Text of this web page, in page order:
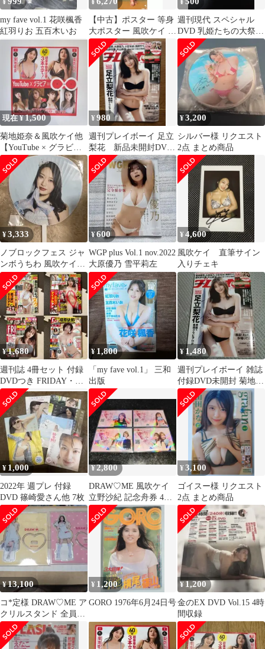
¥
my fave vol.1 花咲楓香
紅羽りお 五百木いお
¥
【中古】ポスター 等身
大ポスター 風吹ケイ ア
サ芸Secret! Vol.82 応募
者全員サービス
¥
週刊現代 スペシャル
DVD 乳姫たちの大祭典
春 90分
現在 ¥1,500
菊地姫奈＆風吹ケイ他
【YouTube × グラビ
ア】DVD プレイボーイ
付録
¥980
週刊プレイボーイ 足立
梨花 新品未開封DVD
つき
¥3,200
シルバー様 リクエスト
2点 まとめ商品
¥3,333
ノブロックフェス ジャ
ンボうちわ 風吹ケイ
DRAW ME ドローミー
¥600
WGP plus Vol.1 nov.2022
大原優乃 雪平莉左
¥4,600
風吹ケイ 直筆サイン
入りチェキ
¥1,680
週刊誌 4冊セット 付録
DVDつき FRIDAY・EX
MAX各2
¥ 1,800
「my fave vol.1」 三和
出版
¥ 1,480
週刊プレイボーイ 雑誌
付録DVD未開封 菊地姫
奈 風吹ケイ 片山萌美
¥ 1,000
2022年 週プレ 付録
DVD 篠崎愛さん他 7枚
¥2,800
DRAW♡ME 風吹ケイ
立野沙紀 記念舟券 4枚
ボートレース平和島 的
中
¥3,100
ゴイスー様 リクエスト
2点 まとめ商品
¥13,100
コ*定様 DRAW♡ME ア
クリルスタンド 全員セ
ット
¥ 1,200
GORO 1976年6月24日号
¥1,200
金のEX DVD Vol.15 4時
間収録